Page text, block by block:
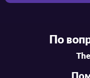
По